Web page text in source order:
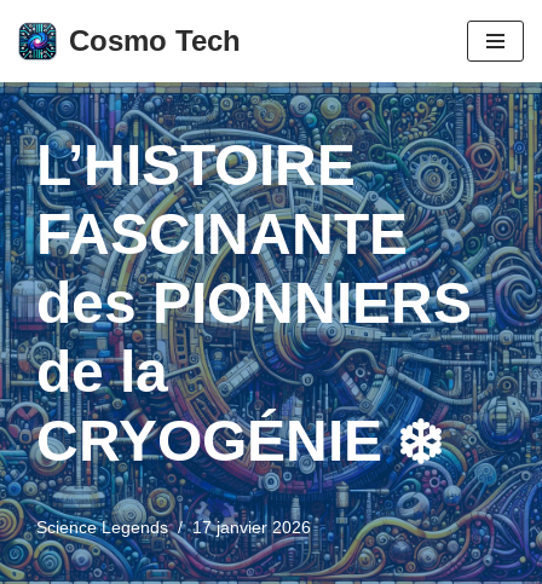
Aller
au
contenu
Cosmo Tech
L’HISTOIRE
FASCINANTE
des PIONNIERS
de la
CRYOGÉNIE ❄️
Science Legends 17 janvier 2026